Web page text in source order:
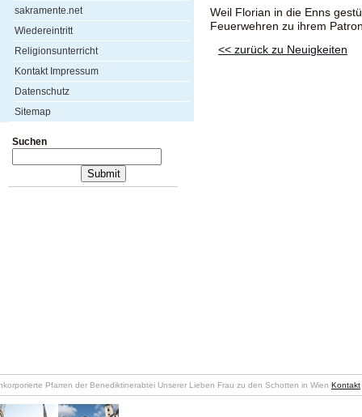
sakramente.net
Wiedereintritt
Religionsunterricht
Kontakt Impressum
Datenschutz
Sitemap
Suchen
Weil Florian in die Enns
Feuerwehren zu ihrem
<< zurück zu Neuigkeiten
Pfarren der Benediktinerabtei Unserer Lieben Frau zu den Schotten in Wien Kontakt